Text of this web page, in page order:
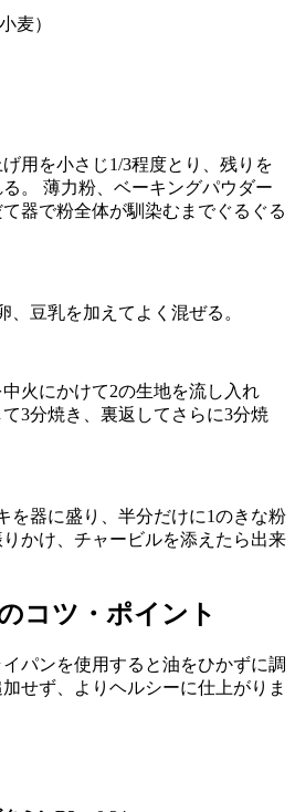
麦）
用を小さじ1/3程度とり、残りを
。 薄力粉、ベーキングパウダー
器で粉全体が馴染むまでぐるぐる
、豆乳を加えてよく混ぜる。
火にかけて2の生地を流し入れ
3分焼き、裏返してさらに3分焼
を器に盛り、半分だけに1のきな粉
かけ、チャービルを添えたら出来
コツ・ポイント
パンを使用すると油をひかずに調
せず、よりヘルシーに仕上がりま